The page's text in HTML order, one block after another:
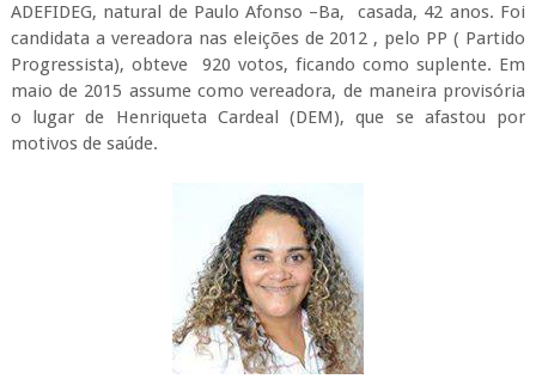
ADEFIDEG, natural de Paulo Afonso –Ba, casada, 42 anos. Foi
candidata a vereadora nas eleições de 2012 , pelo PP ( Partido
Progressista), obteve 920 votos, ficando como suplente. Em
maio de 2015 assume como vereadora, de maneira provisória
o lugar de Henriqueta Cardeal (DEM), que se afastou por
motivos de saúde.